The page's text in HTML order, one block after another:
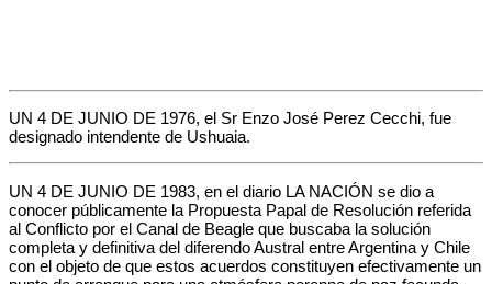
UN 4 DE JUNIO DE 1976, el Sr Enzo José Perez Cecchi, fue
designado intendente de Ushuaia.
UN 4 DE JUNIO DE 1983, en el diario LA NACIÓN se dio a
conocer públicamente la Propuesta Papal de Resolución referida
al Conflicto por el Canal de Beagle que buscaba la solución
completa y definitiva del diferendo Austral entre Argentina y Chile
con el objeto de que estos acuerdos constituyen efectivamente un